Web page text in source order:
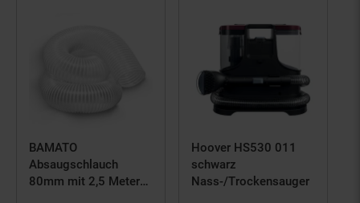
BAMATO
Absaugschlauch
80mm mit 2,5 Meter
Hoover HS530 011
schwarz
Nass-/Trockensauger